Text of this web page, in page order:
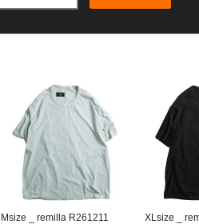
Msize _ remilla R261211
XLsize _